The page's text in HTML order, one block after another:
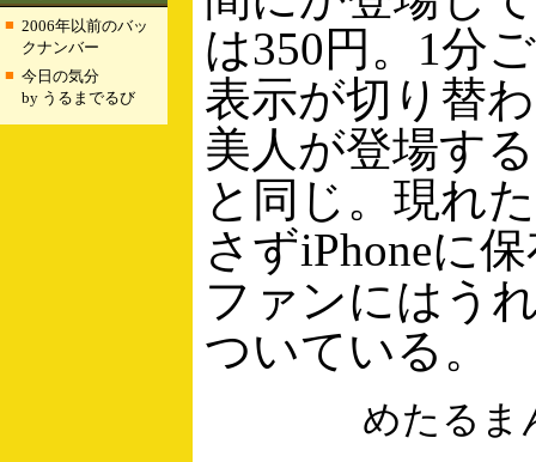
■ 2006年以前のバッ
クナンバー
■ 今日の気分
by うるまでるび
は350円。1分
表示が切り替
美人が登場す
と同じ。現れ
さずiPhoneに
ファンにはう
ついている。
めたるま